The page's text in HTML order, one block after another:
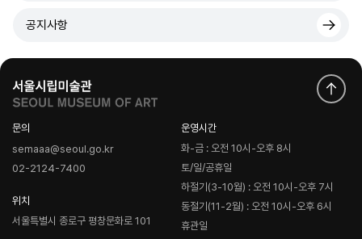
공지사항
문의
semaaa@seoul.go.kr
02-2124-7400
위치
서울특별시 종로구 평창문화로 101
운영시간
화-금 : 오전 10시-오후 8시
토/일/공휴일
하절기(3-10월) : 오전 10시-오후 7시
동절기(11-2월) : 오전 10시-오후 6시
휴관일